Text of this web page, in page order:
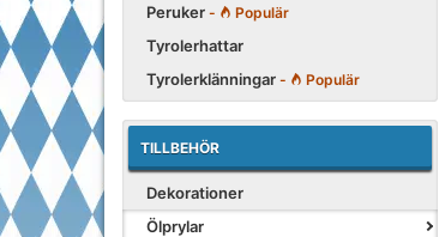
Peruker - Populär
Tyrolerhattar
Tyrolerklänningar - Populär
TILLBEHÖR
Dekorationer
Ölprylar